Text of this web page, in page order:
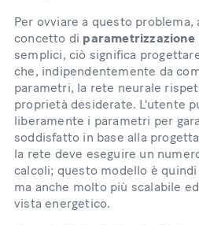
Per ovviare a questo
concetto di parametrizzazione
semplici, ciò significa
che, indipendentemente da
parametri, la rete neurale
proprietà desiderate. L'utente
liberamente i parametri per
soddisfatto in base alla
la rete deve eseguire un
calcoli; questo modello è
ma anche molto più scalabile
vista energetico.